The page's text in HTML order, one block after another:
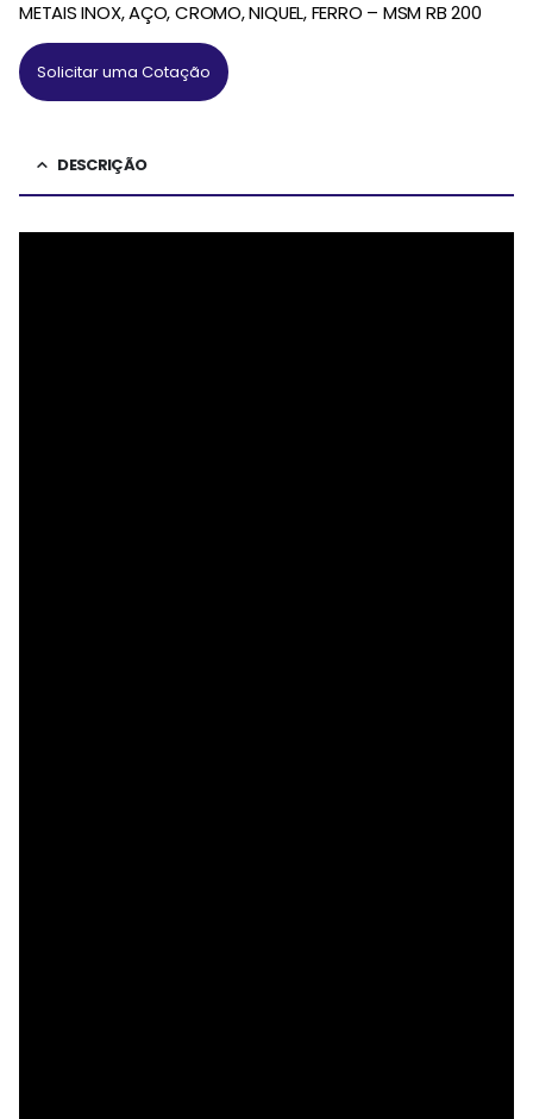
METAIS INOX, AÇO, CROMO, NIQUEL, FERRO – MSM RB 200
Solicitar uma Cotação
DESCRIÇÃO